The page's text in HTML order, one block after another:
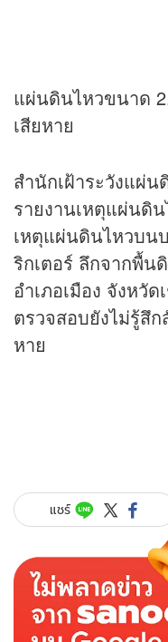
แผ่นดินไหวขนาด
เสียหาย
สำนักเฝ้าระวังแผ่
รายงานเหตุแผ่นดิน
เหตุแผ่นดินไหวบน
ริกเตอร์ ลึกจากพื้น
อำเภอเมือง จังหวั
ตรวจสอบยังไม่รู้สึ
หาย
แชร์